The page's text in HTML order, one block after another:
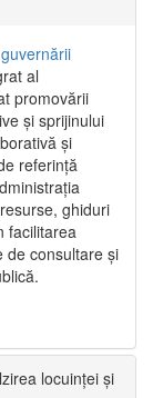
al
promovării
și sprijinului
și
referință
ghiduri
facilitarea
de consultare și
locuinței și